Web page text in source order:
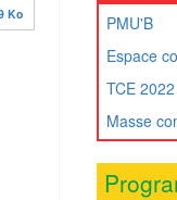
Ko
PMU'B
Espace
TCE 2022
Masse